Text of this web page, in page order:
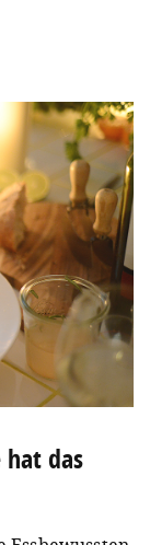
das